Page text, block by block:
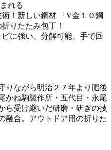
れる
！新しい鋼材 「V金１０鋼
りたたみ包丁！
に強い、分解可能、手で回
りながら明治２７年より肥後
かね駒製作所・五代目・永尾
ら受け継いだ研磨・研ぎの技
融合。アウトドア用の折りた